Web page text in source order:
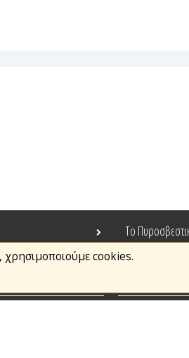
χρησιμοποιούμε cookies.
Το
Τράπεζα Ιδεών